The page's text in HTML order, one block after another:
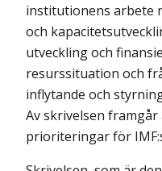
institutionens arbete
och
utveckling och
resurssituation och
inflytande och
Av skrivelsen
prioriteringar för